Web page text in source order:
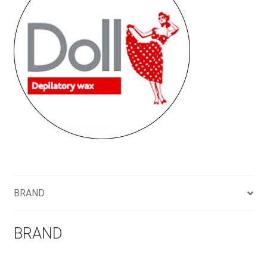
BRAND
BRAND